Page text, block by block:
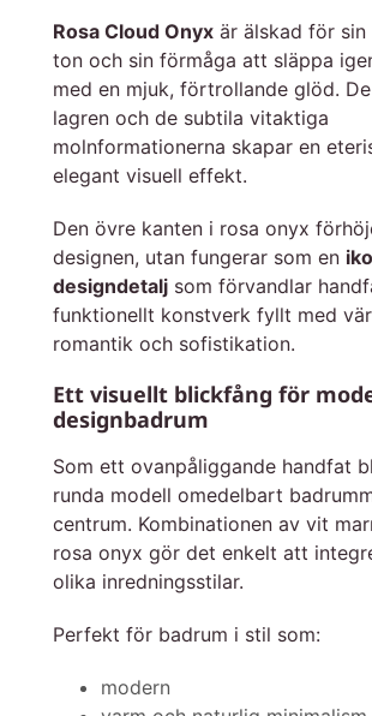
Rosa Cloud Onyx är älskad för sin
ton och sin förmåga att släppa
med en mjuk, förtrollande glöd.
lagren och de subtila vitaktiga
molnformationerna skapar en
elegant visuell effekt.
Den övre kanten i rosa onyx
designen, utan fungerar som en
designdetalj som förvandlar
funktionellt konstverk fyllt med
romantik och sofistikation.
Ett visuellt blickfång för
designbadrum
Som ett ovanpåliggande handfat
runda modell omedelbart
centrum. Kombinationen av vit
rosa onyx gör det enkelt att
olika inredningsstilar.
Perfekt för badrum i stil som:
modern